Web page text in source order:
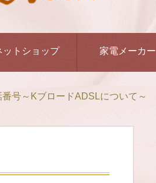
ットショップ 家電メーカー
番号～KブロードADSLについて～